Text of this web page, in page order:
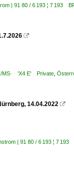
| 91 80 / 6 193 ¦ 7

MS· 'X4 E' Private
14.04.2022 
| 91 80 / 6 193 ¦ 7